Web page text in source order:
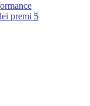
premi 5